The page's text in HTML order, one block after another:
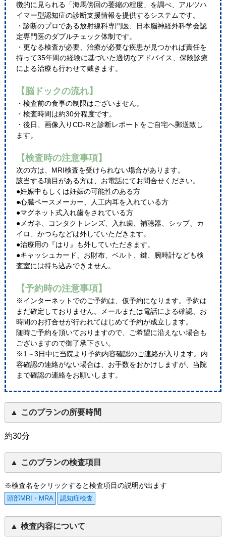
徴的に見られる「海馬傍回の萎縮の程度」を調べ、アルツハ
イマー型認知症の診断支援情報を提供するシステムです。
・診断のプロである放射線科専門医、日本脳神経外科学会認
定専門医のダブルチェック体制です。
・更なる検査が必要、治療が必要な疾患が見つかれば責任を
持って35年間の経験に基づいた適切なアドバイス、保険診療
による治療も行わせて戴きます。
【脳ドックの流れ】
・検査前の食事の制限はございません。
・検査時間は約30分程度です。
・後日、画像入りCD-Rと診断レポートをご自宅へ郵送致し
ます。
【検査時の注意事項】
次の方は、MRI検査を受けられない場合があります。
該当する項目がある方は、お電話にてお問合せください。
●妊娠中もしくは妊娠の可能性のある方
●心臓ペースメーカー、人工内耳を入れている方
●マグネット式入れ歯をされている方
●メガネ、コンタクトレンズ、入れ歯、補聴器、シップ、カ
イロ、かつらなどは外していただきます。
●治療用の『はり』も外していただきます。
●キャッシュカード、お財布、ベルト、鍵、腕時計なども検
査室には持ち込みできません。
【予約時の注意事項】
※インターネットでのご予約は、仮予約になります。予約は
まだ確定しておりません。メールまたは電話による確認、お
時間のお打合せが行われてはじめて予約が成立します。
随時ご予約を頂いておりますので、ご希望に沿えない場合も
ございますので御了承下さい。
※1～3日中に当院より予約内容確認のご連絡が入ります。内
容確認の連絡がない場合は、お手数をおかけしますが、当院
まで確認の連絡をお願いします。
このプランの所要時間
約30分
このプランの検査項目
※検査名をクリックすると検査項目の説明が出ます
頭部MRI・MRA 認知症検査
検査内容について